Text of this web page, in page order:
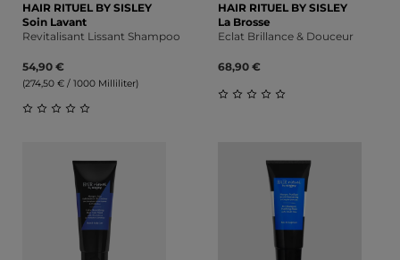
HAIR RITUEL BY SISLEY
Soin Lavant
Revitalisant Lissant Shampoo
54,90 €
(274,50 € / 1000 Milliliter)
HAIR RITUEL BY SISLEY
La Brosse
Eclat Brillance & Douceur
68,90 €